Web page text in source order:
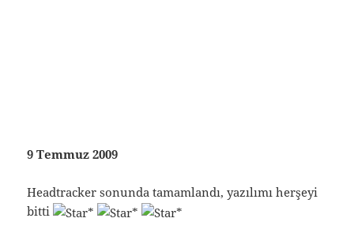
9 Temmuz 2009
Headtracker sonunda tamamlandı, yazılımı herşeyi
bitti